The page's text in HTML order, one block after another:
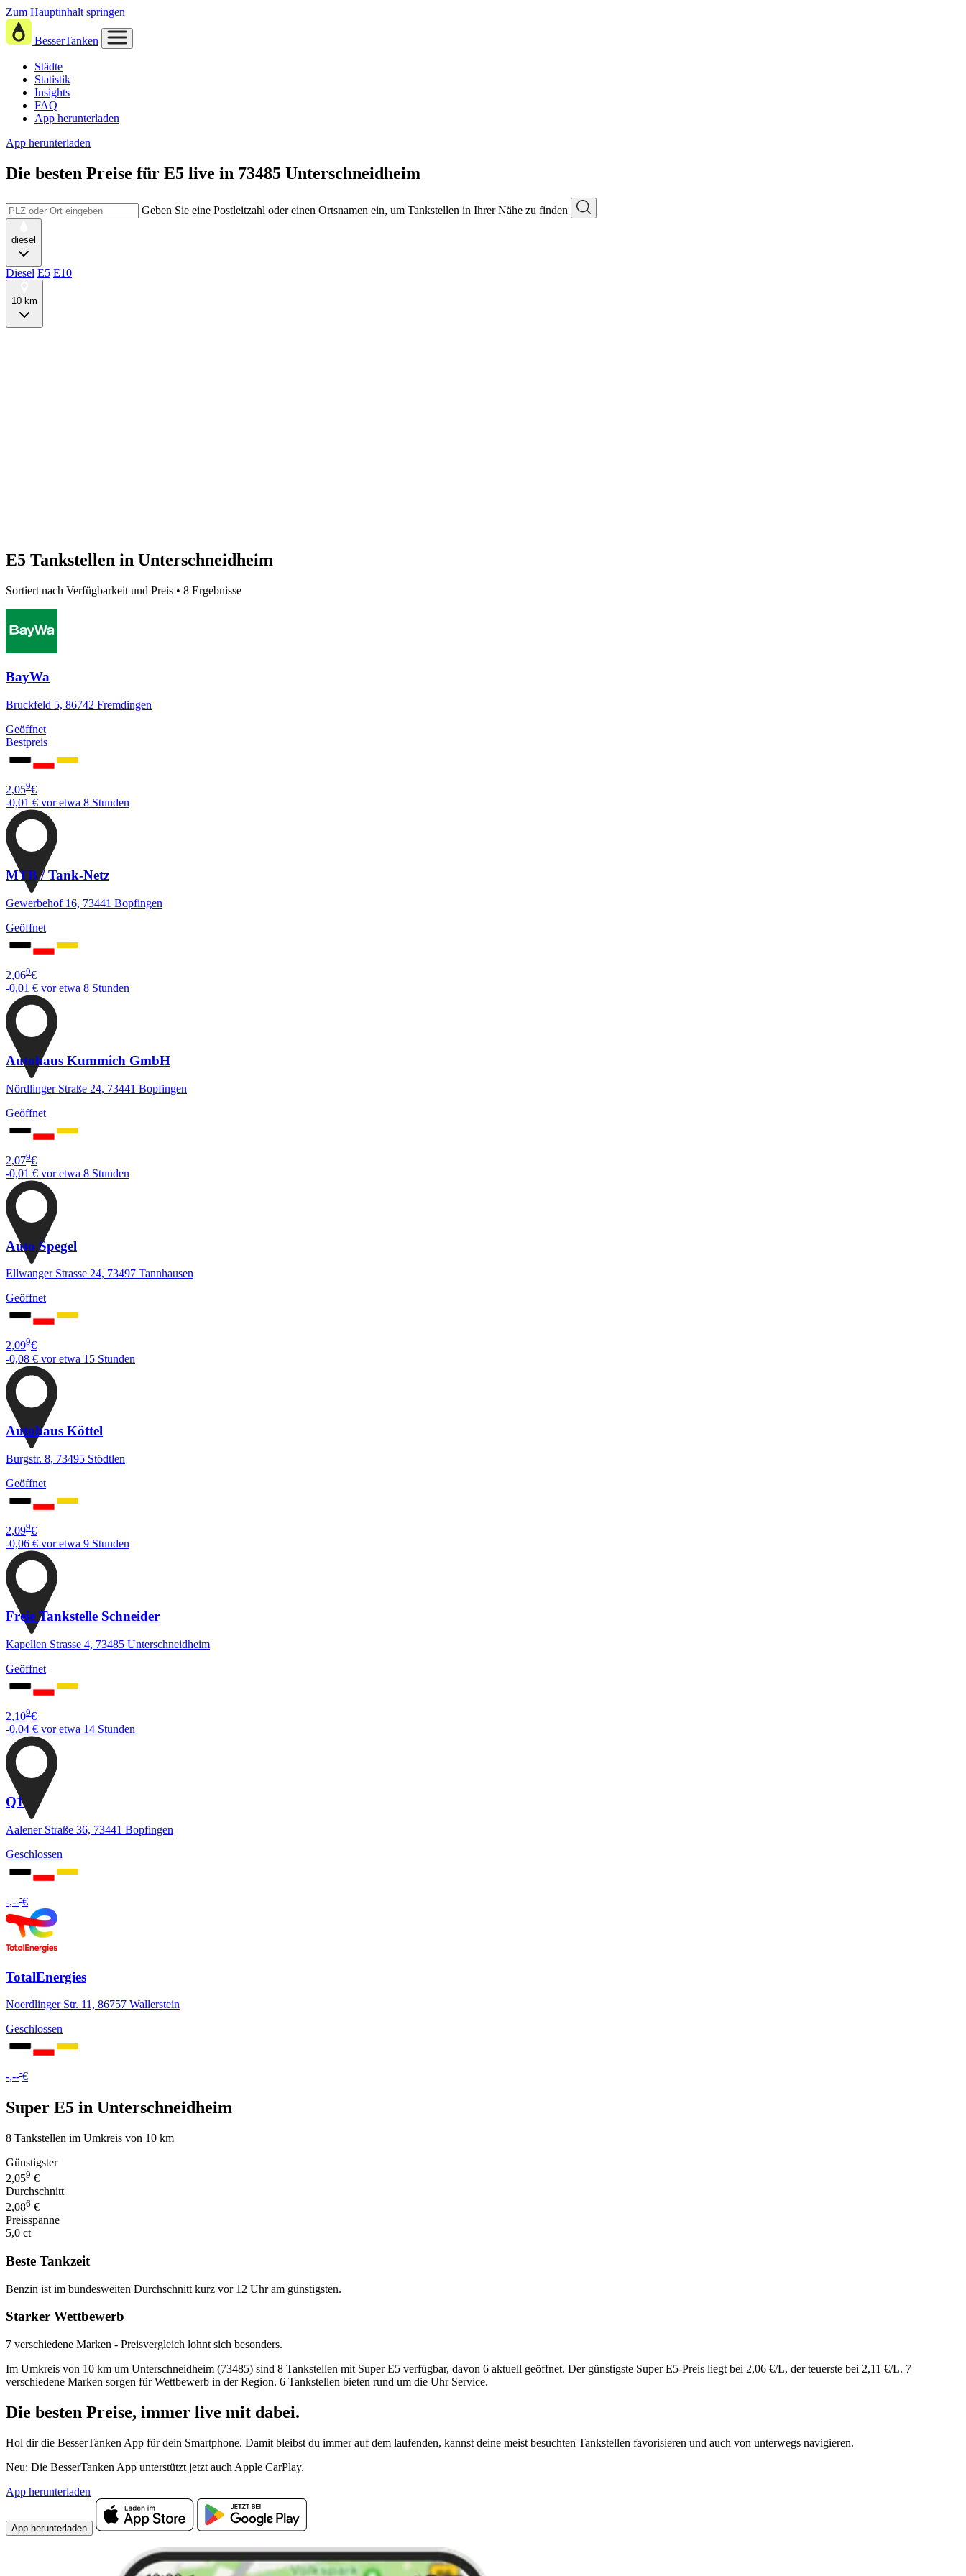
Zum Hauptinhalt springen
BesserTanken
Städte
Statistik
Insights
FAQ
App herunterladen
App herunterladen
Die besten Preise für E5 live in 73485 Unterschneidheim
Geben Sie eine Postleitzahl oder einen Ortsnamen ein, um Tankstellen in Ihrer Nähe zu finden
diesel
Diesel E5 E10
10 km
E5 Tankstellen in Unterschneidheim
Sortiert nach Verfügbarkeit und Preis • 8 Ergebnisse
BayWa
Bruckfeld 5, 86742 Fremdingen
Geöffnet
Bestpreis
2,059€
-0,01 € vor etwa 8 Stunden
MTB / Tank-Netz
Gewerbehof 16, 73441 Bopfingen
Geöffnet
2,069€
-0,01 € vor etwa 8 Stunden
Autohaus Kummich GmbH
Nördlinger Straße 24, 73441 Bopfingen
Geöffnet
2,079€
-0,01 € vor etwa 8 Stunden
Auto Spegel
Ellwanger Strasse 24, 73497 Tannhausen
Geöffnet
2,099€
-0,08 € vor etwa 15 Stunden
Autohaus Köttel
Burgstr. 8, 73495 Stödtlen
Geöffnet
2,099€
-0,06 € vor etwa 9 Stunden
Freie Tankstelle Schneider
Kapellen Strasse 4, 73485 Unterschneidheim
Geöffnet
2,109€
-0,04 € vor etwa 14 Stunden
Q1
Aalener Straße 36, 73441 Bopfingen
Geschlossen
-,---€
TotalEnergies
Noerdlinger Str. 11, 86757 Wallerstein
Geschlossen
-,---€
Super E5 in Unterschneidheim
8 Tankstellen im Umkreis von 10 km
Günstigster
2,059 €
Durchschnitt
2,086 €
Preisspanne
5,0 ct
Beste Tankzeit
Benzin ist im bundesweiten Durchschnitt kurz vor 12 Uhr am günstigsten.
Starker Wettbewerb
7 verschiedene Marken - Preisvergleich lohnt sich besonders.
Im Umkreis von 10 km um Unterschneidheim (73485) sind 8 Tankstellen mit Super E5 verfügbar, davon 6 aktuell geöffnet. Der günstigste Super E5-Preis liegt bei 2,06 €/L, der teuerste bei 2,11 €/L. 7
verschiedene Marken sorgen für Wettbewerb in der Region. 6 Tankstellen bieten rund um die Uhr Service.
Die besten Preise, immer live mit dabei.
Hol dir die BesserTanken App für dein Smartphone. Damit bleibst du immer auf dem laufenden, kannst deine meist besuchten Tankstellen favorisieren und auch von unterwegs navigieren.
Neu: Die BesserTanken App unterstützt jetzt auch Apple CarPlay.
App herunterladen
App herunterladen